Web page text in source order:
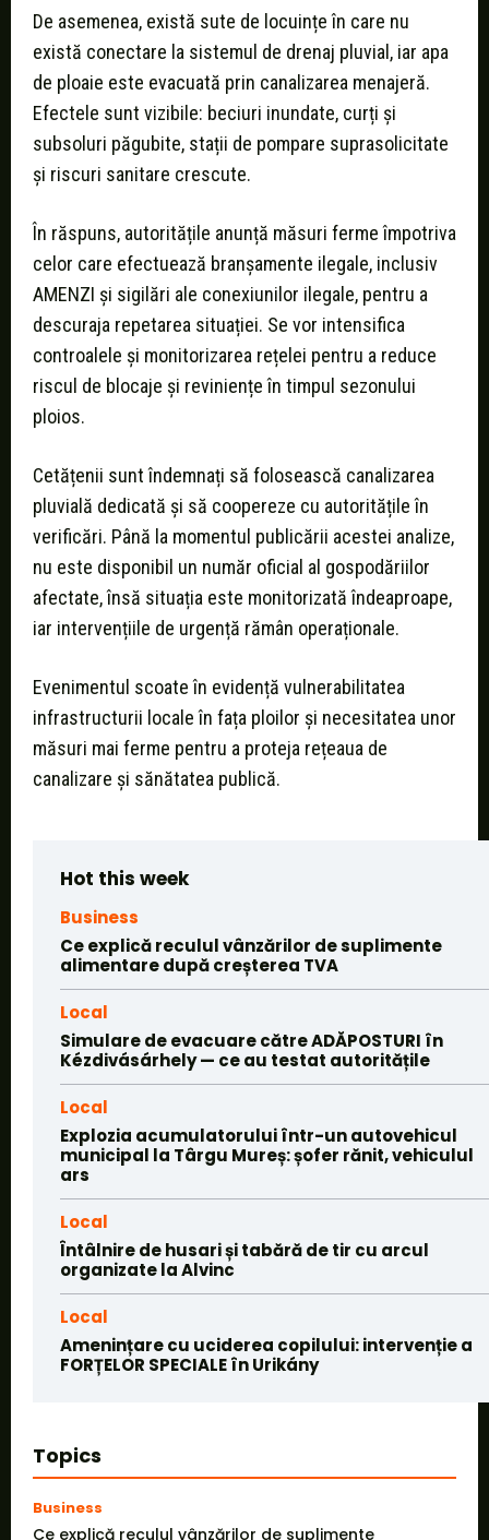
De asemenea, există sute de locuințe în care nu
există conectare la sistemul de drenaj pluvial, iar apa
de ploaie este evacuată prin canalizarea menajeră.
Efectele sunt vizibile: beciuri inundate, curți și
subsoluri păgubite, stații de pompare suprasolicitate
și riscuri sanitare crescute.
În răspuns, autoritățile anunță măsuri ferme împotriva
celor care efectuează branșamente ilegale, inclusiv
AMENZI și sigilări ale conexiunilor ilegale, pentru a
descuraja repetarea situației. Se vor intensifica
controalele și monitorizarea rețelei pentru a reduce
riscul de blocaje și reviniențe în timpul sezonului
ploios.
Cetățenii sunt îndemnați să folosească canalizarea
pluvială dedicată și să coopereze cu autoritățile în
verificări. Până la momentul publicării acestei analize,
nu este disponibil un număr oficial al gospodăriilor
afectate, însă situația este monitorizată îndeaproape,
iar intervențiile de urgență rămân operaționale.
Evenimentul scoate în evidență vulnerabilitatea
infrastructurii locale în fața ploilor și necesitatea unor
măsuri mai ferme pentru a proteja rețeaua de
canalizare și sănătatea publică.
Hot this week
Business
Ce explică reculul vânzărilor de suplimente
alimentare după creșterea TVA
Local
Simulare de evacuare către ADĂPOSTURI în
Kézdivásárhely — ce au testat autoritățile
Local
Explozia acumulatorului într-un autovehicul
municipal la Târgu Mureș: șofer rănit, vehiculul
ars
Local
Întâlnire de husari și tabără de tir cu arcul
organizate la Alvinc
Local
Amenințare cu uciderea copilului: intervenție a
FORȚELOR SPECIALE în Urikány
Topics
Business
Ce explică reculul vânzărilor de suplimente